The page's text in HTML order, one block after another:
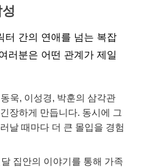
터 간의 연애를 넘는 복잡
러분은 어떤 관계가 제일
욱, 이성경, 박훈의 삼각관
장하게 만듭니다. 동시에 그
날 때마다 더 큰 몰입을 경험
집안의 이야기를 통해 가족